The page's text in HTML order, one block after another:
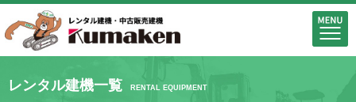
レンタル建機一覧 RENTAL EQUIPMENT